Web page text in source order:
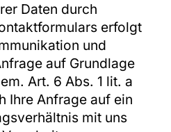
Daten durch
erfolgt
und
auf Grundlage
Art. 6 Abs. 1 lit. a
Ihre Anfrage auf ein
mit uns